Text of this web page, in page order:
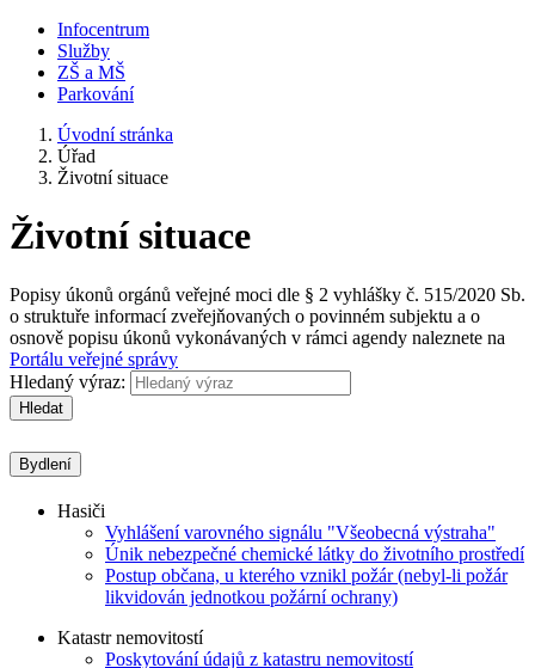
Infocentrum
Služby
ZŠ a MŠ
Parkování
Úvodní stránka
Úřad
Životní situace
Životní situace
Popisy úkonů orgánů veřejné moci dle § 2 vyhlášky č. 515/2020 Sb.
o struktuře informací zveřejňovaných o povinném subjektu a o
osnově popisu úkonů vykonávaných v rámci agendy naleznete na
Portálu veřejné správy
Hledaný výraz:
Hledat
Bydlení
Hasiči
Vyhlášení varovného signálu "Všeobecná výstraha"
Únik nebezpečné chemické látky do životního prostředí
Postup občana, u kterého vznikl požár (nebyl-li požár
likvidován jednotkou požární ochrany)
Katastr nemovitostí
Poskytování údajů z katastru nemovitostí